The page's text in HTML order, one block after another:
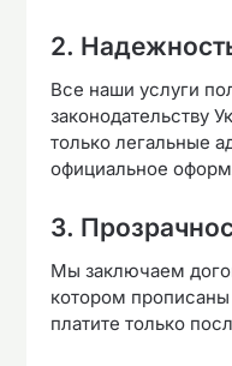
2.
Все наши услуги
законодательству
только легальные
официальное
3.
Мы заключаем
котором
платите только